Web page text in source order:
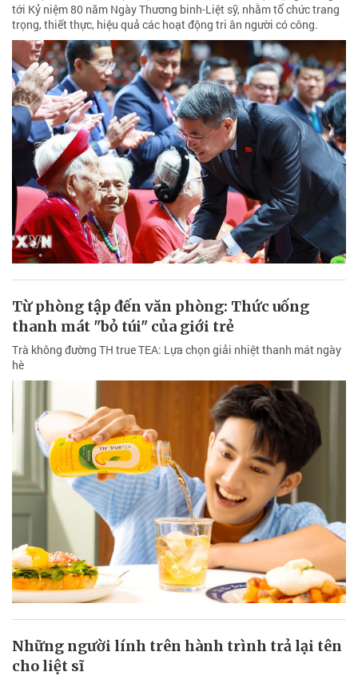
tới Kỷ niệm 80 năm Ngày Thương binh-Liệt sỹ, nhằm tổ chức trang
trọng, thiết thực, hiệu quả các hoạt động tri ân người có công.
Từ phòng tập đến văn phòng: Thức uống
thanh mát "bỏ túi" của giới trẻ
Trà không đường TH true TEA: Lựa chọn giải nhiệt thanh mát ngày
hè
Những người lính trên hành trình trả lại tên
cho liệt sĩ